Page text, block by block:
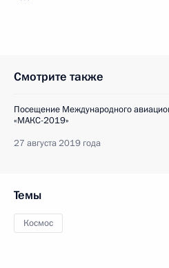
Смотрите также
Посещение Международного
«МАКС-2019»
27 августа 2019 года
Темы
Космос